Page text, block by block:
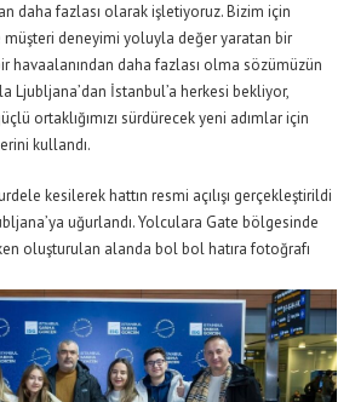
daha fazlası olarak işletiyoruz. Bizim için
müşteri deneyimi yoluyla değer yaratan bir
havaalanından daha fazlası olma sözümüzün
Ljubljana’dan İstanbul’a herkesi bekliyor,
ortaklığımızı sürdürecek yeni adımlar için
kullandı.
kesilerek hattın resmi açılışı gerçekleştirildi
’ya uğurlandı. Yolculara Gate bölgesinde
oluşturulan alanda bol bol hatıra fotoğrafı